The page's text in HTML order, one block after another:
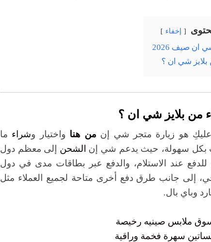
إخفاء
ان صيف 2026
شي ان ؟
من بلايز شي ان ؟
عليكِ هو زيارة متجر شي إنمن هنا واختيار وشراء ما
بكل سهولة، حيث يدعم شي إن
الشحن إلى معظم دول
للدفع عند الاستلام، والدفع عبر بطاقات مدى في دول
إلى جانب طرق دفع أخرى متاحة لجميع العملاء مثل
وباي بال.